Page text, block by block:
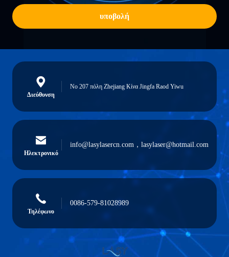
υποβολή
Διεύθυνση
Νο 207 πόλη Zhejiang Κίνα Jingfa Raod Yiwu
Ηλεκτρονικό
info@lasylasercn.com，lasylaser@hotmail.com
Τηλέφωνο
0086-579-81028989